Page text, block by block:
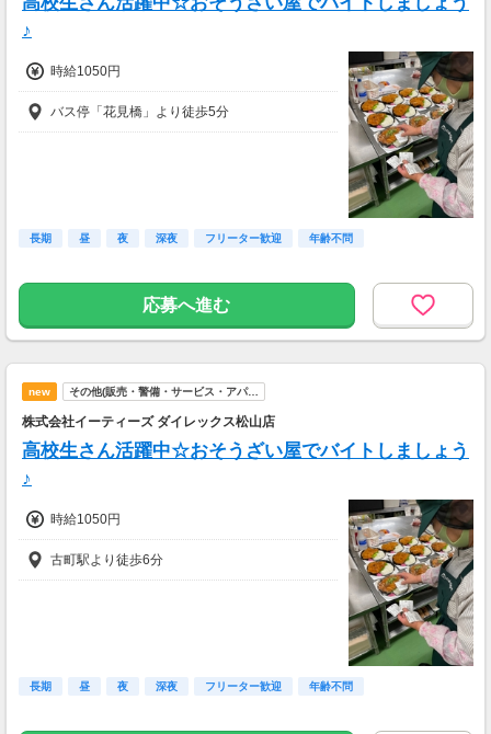
♪
時給1050円
バス停「花見橋」より徒歩5分
長期 昼 夜 深夜 フリーター歓迎 年齢不問
応募へ進む
new その他(販売・警備・サービス・アパ…
株式会社イーティーズ ダイレックス松山店
高校生さん活躍中☆おそうざい屋でバイトしましょう
♪
時給1050円
古町駅より徒歩6分
長期 昼 夜 深夜 フリーター歓迎 年齢不問